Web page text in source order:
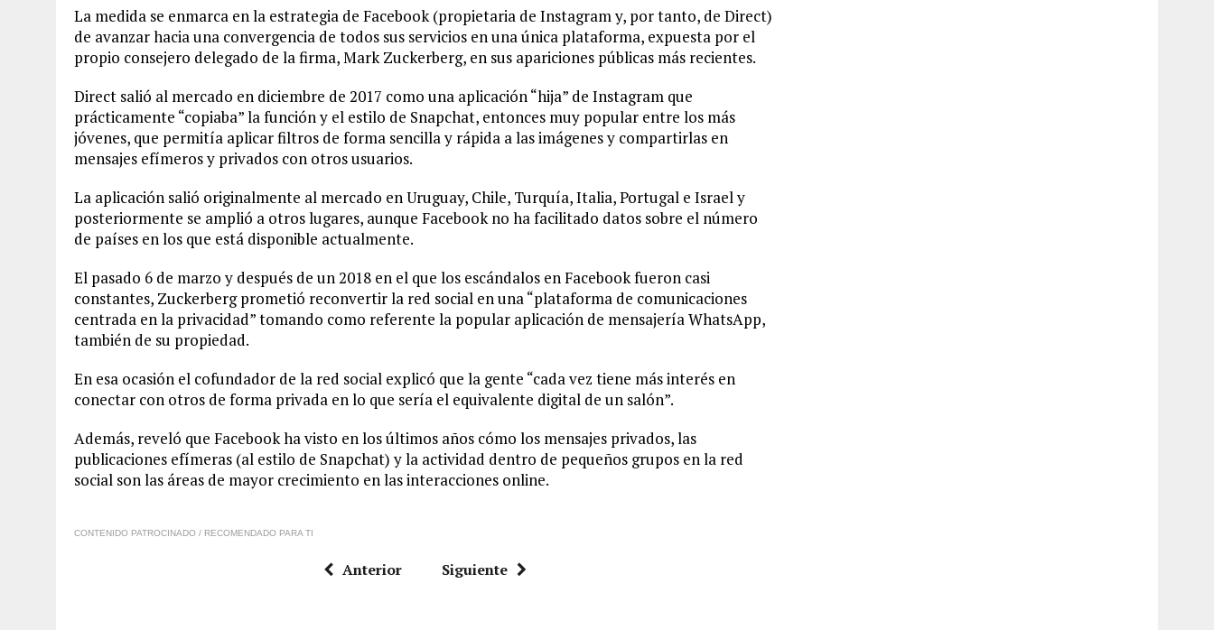
La medida se enmarca en la estrategia de Facebook (propietaria de Instagram y, por tanto, de Direct)
de avanzar hacia una convergencia de todos sus servicios en una única plataforma, expuesta por el
propio consejero delegado de la firma, Mark Zuckerberg, en sus apariciones públicas más recientes.
Direct salió al mercado en diciembre de 2017 como una aplicación “hija” de Instagram que
prácticamente “copiaba” la función y el estilo de Snapchat, entonces muy popular entre los más
jóvenes, que permitía aplicar filtros de forma sencilla y rápida a las imágenes y compartirlas en
mensajes efímeros y privados con otros usuarios.
La aplicación salió originalmente al mercado en Uruguay, Chile, Turquía, Italia, Portugal e Israel y
posteriormente se amplió a otros lugares, aunque Facebook no ha facilitado datos sobre el número
de países en los que está disponible actualmente.
El pasado 6 de marzo y después de un 2018 en el que los escándalos en Facebook fueron casi
constantes, Zuckerberg prometió reconvertir la red social en una “plataforma de comunicaciones
centrada en la privacidad” tomando como referente la popular aplicación de mensajería WhatsApp,
también de su propiedad.
En esa ocasión el cofundador de la red social explicó que la gente “cada vez tiene más interés en
conectar con otros de forma privada en lo que sería el equivalente digital de un salón”.
Además, reveló que Facebook ha visto en los últimos años cómo los mensajes privados, las
publicaciones efímeras (al estilo de Snapchat) y la actividad dentro de pequeños grupos en la red
social son las áreas de mayor crecimiento en las interacciones online.
CONTENIDO PATROCINADO / RECOMENDADO PARA TI
Anterior Siguiente